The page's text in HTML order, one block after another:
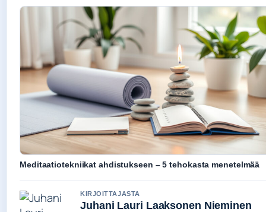
Meditaatiotekniikat ahdistukseen – 5 tehokasta menetelmää
KIRJOITTAJASTA
Juhani Lauri Laaksonen Nieminen